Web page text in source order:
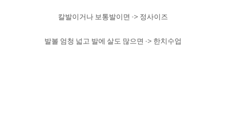
칼발이거나 보통발이면 -> 정사이즈
발볼 엄청 넓고 발에 살도 많으면 -> 한치수업